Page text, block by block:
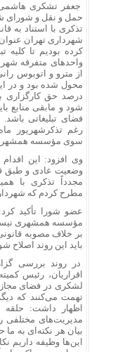
جعفر تشکری
حمل و نقل و شورای
شهرداری تهران
کرده بودیم تا کلیه
واحدهای متفرقه
از مترو و اتوبوس
درصد حق کارگزاری
شود و مابقی منابع
فضای تبلیغاتی
رغم تذکرشهریور
سوی مؤسسه
وی افزود: این
وضعیت عادی و طبق
مجدداً تذکری با
مطرح کردم که
عضو شورا تأکید
مؤسسه همشهری
بر خلاف مصوبه
باید این روند اصلاح
در روند بررسی
اقراریان، رئیس
لشکری در فضای
تهمت می‌کنند که
اظهار داشت: حلقه
مدیریت‌های مختلفی
بیان هر نکته‌ای به ما
این‌ها وظیفه داریم